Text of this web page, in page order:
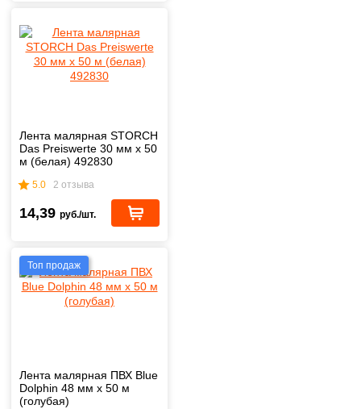
Лента малярная STORCH
Das Preiswerte 30 мм х 50
м (белая) 492830
5.0 2 отзыва
14,39 руб./шт.
Топ продаж
Лента малярная ПВХ Blue
Dolphin 48 мм х 50 м
(голубая)